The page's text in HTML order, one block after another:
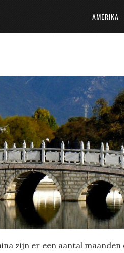
AMERIKA
zijn er een aantal